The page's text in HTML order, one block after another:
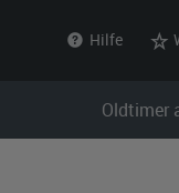
Hilfe
Oldtimer